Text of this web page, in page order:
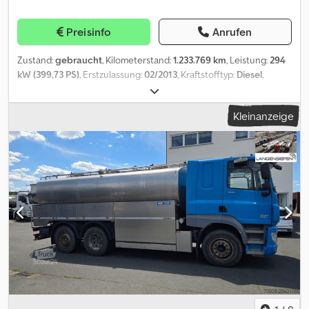
Preisinfo Anrufen
Zustand:gebraucht, Kilometerstand:1.233.769 km, Leistung:294
kW (399,73 PS), Erstzulassung:02/2013, Kraftstofftyp: Diesel,
, Gesamtgewicht:
Konfiguration:3 Achsen, nächste Prüfung (TÜV):10/2025, Farbe:
Automatisch,
Emissionsklasse:Euro5, Federung:Luft, Ausstattung:ABS,
Anhängerkupplung, Bordcomputer, Differentialsperre,
Hydraulik, Klimaanlage, Rußfilter, , Hersteller: MAN - Typ/Modell:
TGS 26.400 (6x2) - Erstzulassung: 20.02.2013 - Laufleistung:
1.233.769 km - Anzahl Achsen: 3 - Schadstoffklasse: Euro5 -
Getriebe: Automatik - Federung: Luft-Lift - Liftachse - Lenkachse -
Bremse: Scheibe - Klimaanlage - Länge: 9480 mm - Breite: 2550
mm - Höhe: 3250 mm - Leergewicht: 11680 kg - Aufbauhersteller:
Schwarte - Tankmaterial: Edelstahl - Tankvolumen gesamt: 17000
L - Tankkammern: 3 - Anlage-Bezeichnung: Schwarte V-2000
Saug- und Messanlage - Edelstahlkreiselpumpe - Ultrakust MAK
3002 - Sampler Probe - Datenübertragung - CIP-Reinigung -
Kleinanzeige